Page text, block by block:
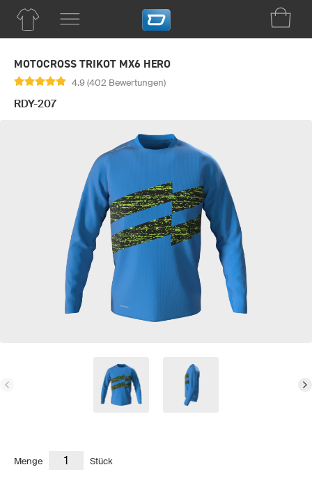
MOTOCROSS TRIKOT MX6 HERO
4.9 (402 Bewertungen)
RDY-207
Menge Stück